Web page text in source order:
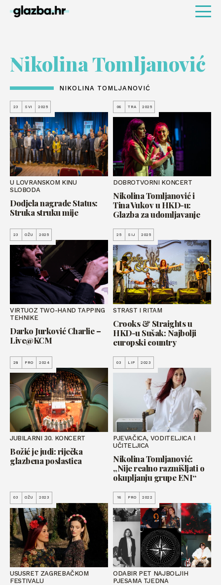
Nikolina Tomljanović
NIKOLINA TOMLJANOVIĆ
23 SVI 2025
U LOVRANSKOM KINU
SLOBODA
Dodjela nagrade Status:
Struka struku mije
06 TRA 2025
DOBROTVORNI KONCERT
Nikolina Tomljanović i
Tina Vukov u HKD-u:
Glazba za udomljavanje
23 OŽU 2025
VIRTUOZ TWO-HAND TAPPING
TEHNIKE
Darko Jurković Charlie –
Live@KCM
25 SIJ 2025
STRAST I RITAM
Crooks & Straights u
HKD-u Sušak: Najbolji
europski country
28 PRO 2024
JUBILARNI 30. KONCERT
Božić je judi: riječka
glazbena poslastica
03 LIP 2023
PJEVAČICA, VODITELJICA I
UČITELJICA
Nikolina Tomljanović:
„Nije realno razmišljati o
okupljanju grupe ENI“
03 OŽU 2023
USUSRET ZAGREBAČKOM
FESTIVALU
16 PRO 2022
ODABIR PET NAJBOLJIH
PJESAMA TJEDNA